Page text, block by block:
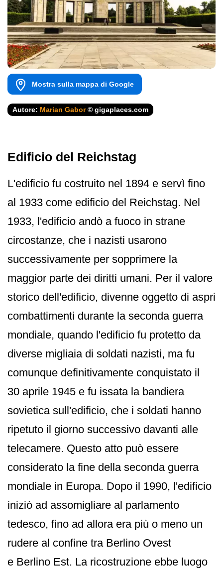
Mostra sulla mappa di Google
Autore: Marian Gabor© gigaplaces.com
Edificio del Reichstag
L'edificio fu costruito nel 1894 e servì fino
al 1933 come edificio del Reichstag. Nel
1933, l'edificio andò a fuoco in strane
circostanze, che i nazisti usarono
successivamente per sopprimere la
maggior parte dei diritti umani. Per il valore
storico dell'edificio, divenne oggetto di aspri
combattimenti durante la seconda guerra
mondiale, quando l'edificio fu protetto da
diverse migliaia di soldati nazisti, ma fu
comunque definitivamente conquistato il
30 aprile 1945 e fu issata la bandiera
sovietica sull'edificio, che i soldati hanno
ripetuto il giorno successivo davanti alle
telecamere. Questo atto può essere
considerato la fine della seconda guerra
mondiale in Europa. Dopo il 1990, l'edificio
iniziò ad assomigliare al parlamento
tedesco, fino ad allora era più o meno un
rudere al confine tra Berlino Ovest
e Berlino Est. La ricostruzione ebbe luogo